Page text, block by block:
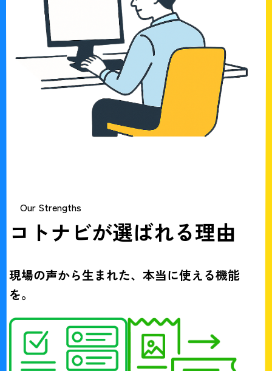
Our Strengths
コトナビが選ばれる理由
現場の声から生まれた、本当に使える機能
を。